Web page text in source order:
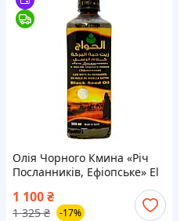
Олія Чорного Кмина «Річ
Посланників, Ефіопське» El
(2224)
1 100₴
1 325 ₴ -17%